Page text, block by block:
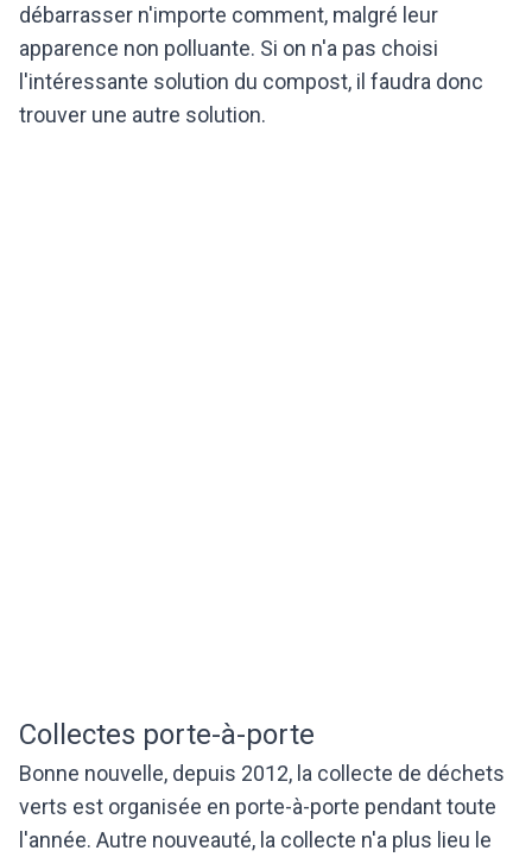
débarrasser n'importe comment, malgré leur
apparence non polluante. Si on n'a pas choisi
l'intéressante solution du compost, il faudra donc
trouver une autre solution.
Collectes porte-à-porte
Bonne nouvelle, depuis 2012, la collecte de déchets
verts est organisée en porte-à-porte pendant toute
l'année. Autre nouveauté, la collecte n'a plus lieu le